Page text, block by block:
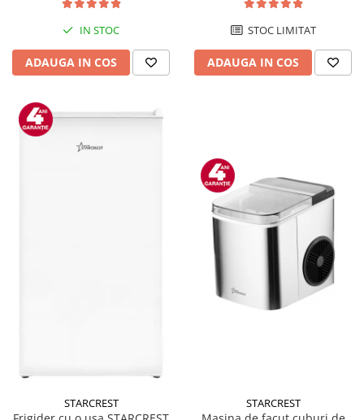
IN STOC
ADAUGA IN COS
STOC LIMITAT
ADAUGA IN COS
STARCREST STARCREST